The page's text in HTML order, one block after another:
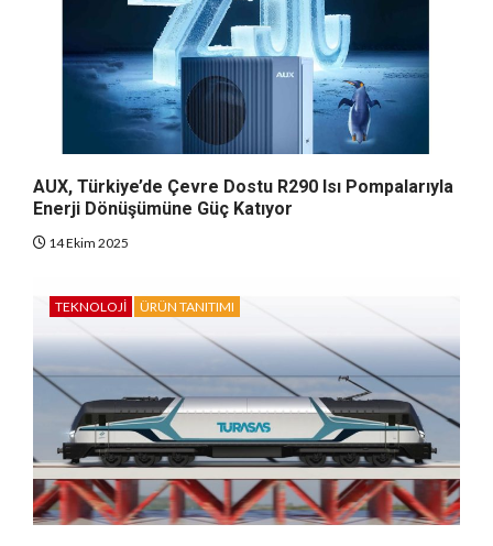
AUX, Türkiye’de Çevre Dostu R290 Isı Pompalarıyla
Enerji Dönüşümüne Güç Katıyor
14 Ekim 2025
TEKNOLOJI ÜRÜN TANITIMI